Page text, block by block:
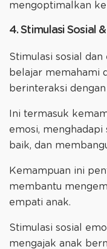
mengoptimalkan
4. Stimulasi Sosial
Stimulasi sosial
belajar memahami
berinteraksi
Ini termasuk
emosi, menghadapi
baik, dan
Kemampuan ini
membantu
empati anak.
Stimulasi sosial
mengajak anak